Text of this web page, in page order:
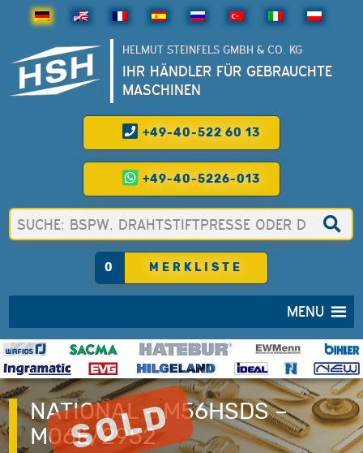
HELMUT STEINFELS GMBH & CO. KG
IHR HÄNDLER FÜR GEBRAUCHTE
MASCHINEN
+49-40-522 60 13
+49-40-5226-013
0 MERKLISTE
MENU
NATIONAL – M56HSDS –
M06E/2952